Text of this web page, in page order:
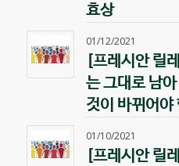
효상
01/12/2021
[프레시안 릴
는 그대로 남
것이 바뀌어
01/10/2021
[프레시안 릴